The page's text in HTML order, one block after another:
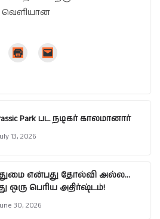
Park பட நடிகர் காலமானார்
13, 2026
என்பது தோல்வி அல்ல…
ஒரு பெரிய அதிர்ஷ்டம்!
30, 2026